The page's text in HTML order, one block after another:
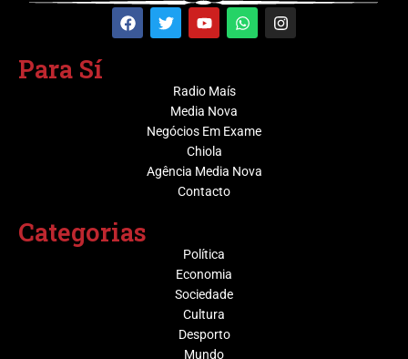
Para Sí
Radio Maís
Media Nova
Negócios Em Exame
Chiola
Agência Media Nova
Contacto
Categorias
Política
Economia
Sociedade
Cultura
Desporto
Mundo